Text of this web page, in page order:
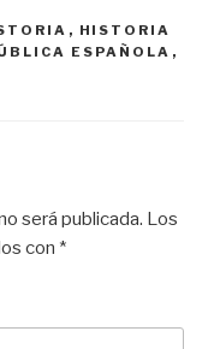
, HISTORIA
ESPAÑOLA ,
será publicada. Los
con *